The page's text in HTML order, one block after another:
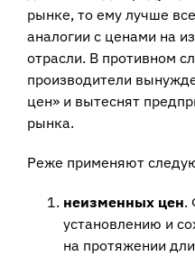
рынке, то ему лучше
аналогии с ценами на
отрасли. В противном
производители
цен» и вытеснят
рынка.
Реже применяют
неизменных цен.
установлению и
на протяжении